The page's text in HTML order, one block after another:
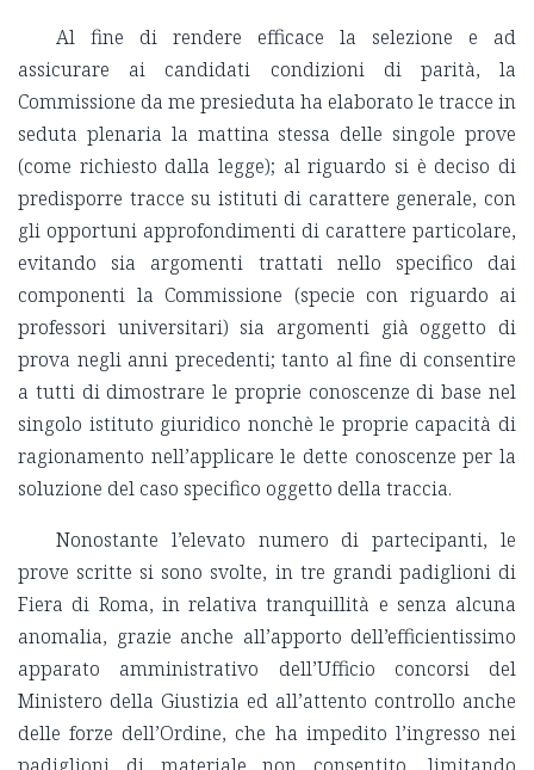
Al fine di rendere efficace la selezione e ad
assicurare ai candidati condizioni di parità, la
Commissione da me presieduta ha elaborato le tracce in
seduta plenaria la mattina stessa delle singole prove
(come richiesto dalla legge); al riguardo si è deciso di
predisporre tracce su istituti di carattere generale, con
gli opportuni approfondimenti di carattere particolare,
evitando sia argomenti trattati nello specifico dai
componenti la Commissione (specie con riguardo ai
professori universitari) sia argomenti già oggetto di
prova negli anni precedenti; tanto al fine di consentire
a tutti di dimostrare le proprie conoscenze di base nel
singolo istituto giuridico nonchè le proprie capacità di
ragionamento nell’applicare le dette conoscenze per la
soluzione del caso specifico oggetto della traccia.
Nonostante l’elevato numero di partecipanti, le
prove scritte si sono svolte, in tre grandi padiglioni di
Fiera di Roma, in relativa tranquillità e senza alcuna
anomalia, grazie anche all’apporto dell’efficientissimo
apparato amministrativo dell’Ufficio concorsi del
Ministero della Giustizia ed all’attento controllo anche
delle forze dell’Ordine, che ha impedito l’ingresso nei